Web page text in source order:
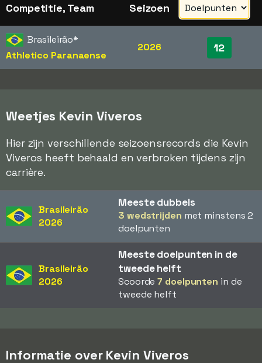
Competitie, Team Seizoen
Brasileirão*
Athletico Paranaense
2026 12
Weetjes Kevin Viveros
Hier zijn verschillende seizoensrecords die Kevin
Viveros heeft behaald en verbroken tijdens zijn
carrière.
Brasileirão
2026
Meeste dubbels
3 wedstrijden met minstens 2
doelpunten
Brasileirão
2026
Meeste doelpunten in de
tweede helft
Scoorde7 doelpunten in de
tweede helft
Informatie over Kevin Viveros